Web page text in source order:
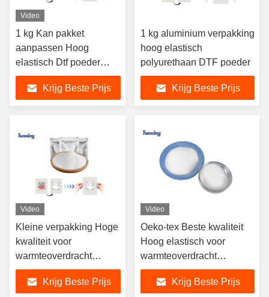
Video
1 kg Kan pakket
aanpassen Hoog
elastisch Dtf poeder
Warm smelten poeder
Kleefmiddel voor
warmteoverdracht
Krijg Beste Prijs
1 kg aluminium verpakking
hoog elastisch
polyurethaan DTF poeder
Krijg Beste Prijs
Video
Kleine verpakking Hoge
kwaliteit voor
warmteoverdracht
Polyurethane Dtf warm
smelt poeder lijm
Krijg Beste Prijs
Video
Oeko-tex Beste kwaliteit
Hoog elastisch voor
warmteoverdracht
Polyurethane Tpu Hot Melt
KleefpoederKrijg Beste Prijs